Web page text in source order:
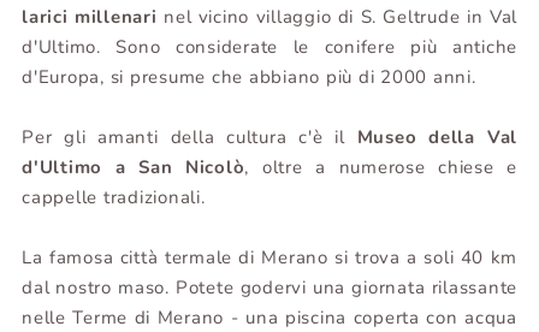
larici millenari nel vicino villaggio di S. Geltrude in Val
d'Ultimo. Sono considerate le conifere più antiche
d'Europa, si presume che abbiano più di 2000 anni.
Per gli amanti della cultura c'è il Museo della Val
d'Ultimo a San Nicolò, oltre a numerose chiese e
cappelle tradizionali.
La famosa città termale di Merano si trova a soli 40 km
dal nostro maso. Potete godervi una giornata rilassante
nelle Terme di Merano - una piscina coperta con acqua